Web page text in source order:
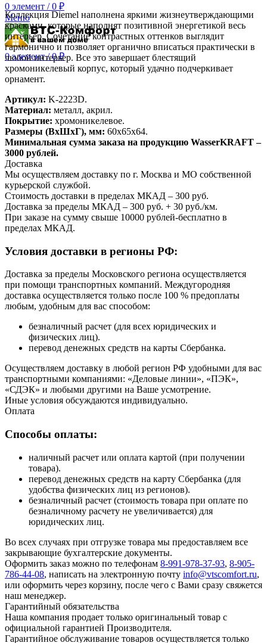
0 элемент / 0 ₽
Меню
0элемент / 0₽
Коллекция Diemel наполнена яркими жизнеутверждающими
красками, которые наполнят позитивной энергетикой весь
интерьер. Сочетание контрастных оттенков выглядит
гармонично и позволяет органично вписаться практически в
любой интерьер. Все это завершает блестящий
хромоникелевый корпус, который удачно подчеркивает
орнамент.
Артикул: K-2223D.
Материал: металл, акрил.
Покрытие: хромоникелевое.
Размеры (ВхШхГ), мм: 60х65х64.
Минимальная сумма заказа на продукцию WasserKRAFT –
3000 рублей.
Доставка
Мы осуществляем доставку по г. Москва и МО собственной
курьерской службой.
Стоимость доставки в пределах МКАД – 300 руб.
Доставка за пределы МКАД – 300 руб. + 30 руб./км.
При заказе на сумму свыше 10000 рублей-бесплатно в
пределах МКАД.
Условия доставки в регионы РФ:
Доставка за пределы Московского региона осуществляется
при помощи транспортных компаний. Междугородняя
доставка осуществляется только после 100 % предоплаты
любым, удобным для вас способом:
безналичный расчет (для всех юридических и
физических лиц).
перевод денежных средств на карты Сбербанка.
Осуществляем доставку в любой регион РФ удобными для вас
транспортными компаниями: «Деловые линии», «ПЭК»,
«СДЭК» и любыми другими на Ваше усмотрение.
Иные условия обсуждаются индивидуально.
Оплата
Способы оплаты:
наличный расчет или оплата картой (при получении
товара).
перевод денежных средств на карту Сбербанка (для
удобства физических лиц из регионов).
безналичный расчет (стоимость товара при оплате по
безналичному расчету не увеличивается) для
юридических лиц.
Во всех случаях при отгрузке товара мы предоставляем все
закрывающие бухгалтерские документы.
Оформить заказ можно по телефонам 8-991-978-37-93, 8-905-
786-44-08, написать на электронную почту info@vtscomfort.ru,
или оформить через корзину, после чего с Вами сразу свяжется
наш менеджер.
Гарантийный обязательства
Наша компания продает только оригинальный товар с
официальной гарантией Производителя.
Гарантийное обслуживание товаров осуществляется только